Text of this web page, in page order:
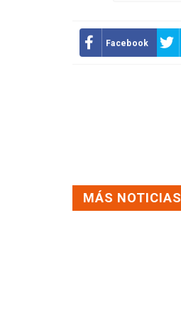
Facebook
MÁS NOTICIAS